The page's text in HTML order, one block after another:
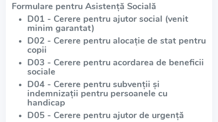
Formulare pentru Asistență Socială
D01 - Cerere pentru ajutor social (venit
minim garantat)
D02 - Cerere pentru alocație de stat pentru
copii
D03 - Cerere pentru acordarea de beneficii
sociale
D04 - Cerere pentru subvenții și
indemnizații pentru persoanele cu
handicap
D05 - Cerere pentru ajutor de urgență